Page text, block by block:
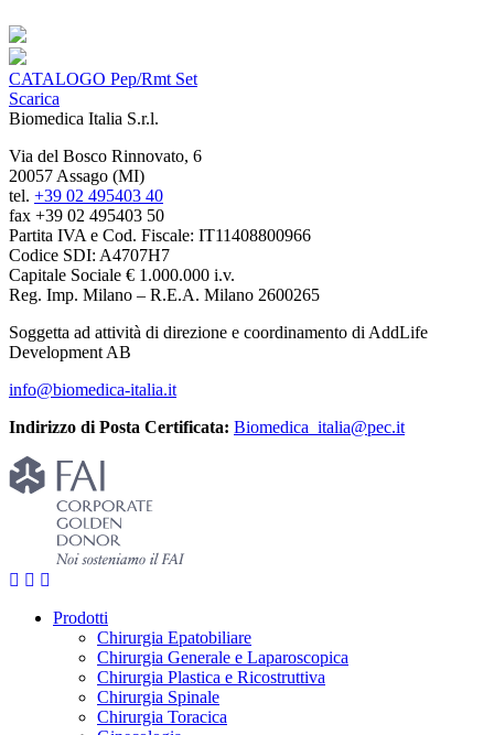
CATALOGO Pep/Rmt Set
Scarica
Biomedica Italia S.r.l.
Via del Bosco Rinnovato, 6
20057 Assago (MI)
tel. +39 02 495403 40
fax +39 02 495403 50
Partita IVA e Cod. Fiscale: IT11408800966
Codice SDI: A4707H7
Capitale Sociale € 1.000.000 i.v.
Reg. Imp. Milano – R.E.A. Milano 2600265
Soggetta ad attività di direzione e coordinamento di AddLife
Development AB
info@biomedica-italia.it
Indirizzo di Posta Certificata: Biomedica_italia@pec.it
Prodotti
Chirurgia Epatobiliare
Chirurgia Generale e Laparoscopica
Chirurgia Plastica e Ricostruttiva
Chirurgia Spinale
Chirurgia Toracica